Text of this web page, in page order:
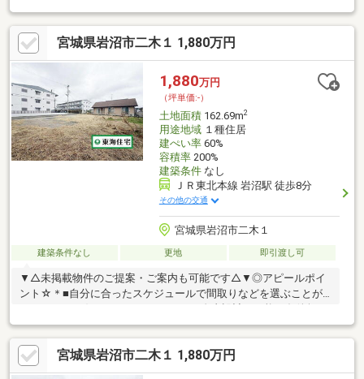
宮城県岩沼市二木１ 1,880万円
1,880万円
（坪単価:-）
土地面積162.69m2
用途地域１種住居
建ぺい率60%
容積率200%
建築条件なし
ＪＲ東北本線 岩沼駅 徒歩8分
その他の交通
宮城県岩沼市二木１
建築条件なし 更地 即引渡し可
▼△未掲載物件のご提案・ご案内も可能です△▼◎アピールポイ
ント☆＊■自分に合ったスケジュールで間取りなどを選ぶことが
土地☆。■プランの練りやすい高低差のないキレイな整形地:)■岩
沼駅まで徒歩8分！多方面への通勤・通学も便利な環境です＊+■
建築プランのご相談もお気軽にお問合せください♪◎周辺環境☆
＊・岩沼小学校：徒歩6分・セブンイレブン二木2丁目店：徒歩3
宮城県岩沼市二木１ 1,880万円